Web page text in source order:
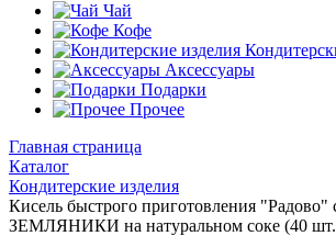
Чай
Кофе
Аксессуары
Подарки
Прочее
Главная страница
Каталог
Кондитерские изделия
Кисель быстрого приготовления "Радово"
ЗЕМЛЯНИКИ на натуральном соке (40 шт.